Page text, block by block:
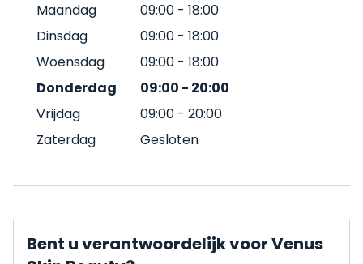
Maandag
09:00 - 18:00
Dinsdag
09:00 - 18:00
Woensdag
09:00 - 18:00
Donderdag
09:00 - 20:00
Vrijdag
09:00 - 20:00
Zaterdag
Gesloten
Bent u verantwoordelijk voor Venus